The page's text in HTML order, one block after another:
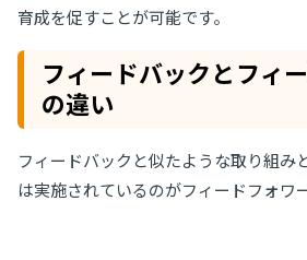
育成を促すことが可能です。
フィードバックとフィ
の違い
フィードバックと似たような取り組み
は実施されているのがフィードフォワ